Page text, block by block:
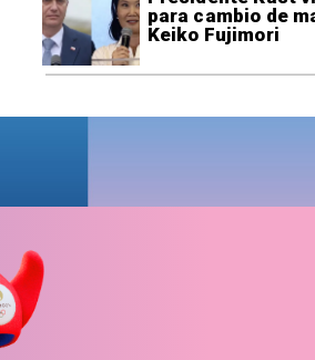
para cambio de
Keiko Fujimori